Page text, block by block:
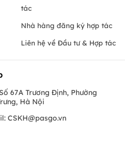
tác
Nhà hàng đăng ký hợp tác
Liên hệ về Đầu tư & Hợp tác
67A Trương Định, Phường
Hà Nội
CSKH@pasgo.vn